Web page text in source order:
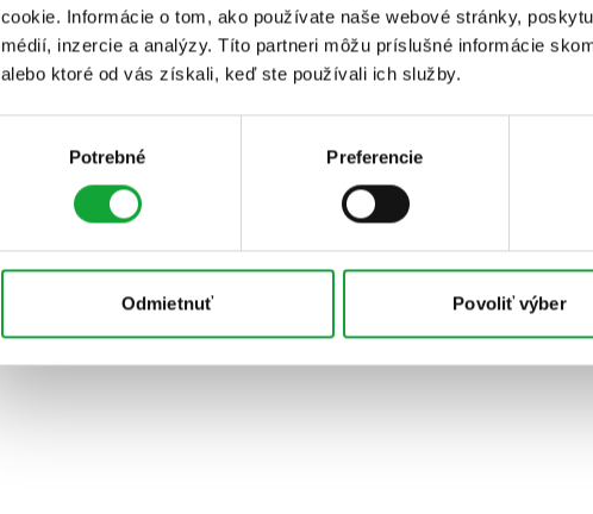
cookie. Informácie o tom, ako používate naše webové stránky,
médií, inzercie a analýzy. Títo partneri môžu príslušné informácie
alebo ktoré od vás získali, keď ste používali ich služby.
Potrebné Preferencie
Odmietnuť Povoliť výber